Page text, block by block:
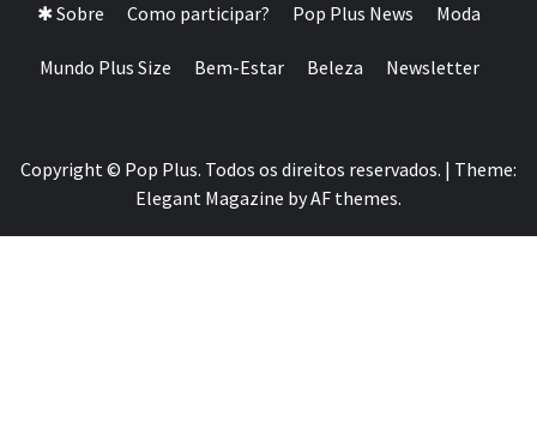
✱ Sobre Como participar? Pop Plus News Moda
Mundo Plus Size Bem-Estar Beleza Newsletter
Copyright © Pop Plus. Todos os direitos reservados. | Theme:
Elegant Magazine byAF themes.